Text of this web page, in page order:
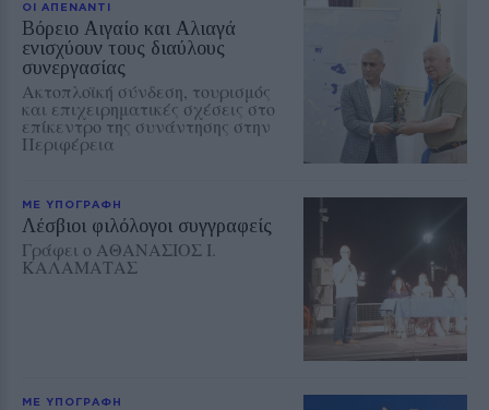
ΟΙ ΑΠΕΝΑΝΤΙ
Βόρειο Αιγαίο και Αλιαγά
ενισχύουν τους διαύλους
συνεργασίας
Ακτοπλοϊκή σύνδεση, τουρισμός
και επιχειρηματικές σχέσεις στο
επίκεντρο της συνάντησης στην
Περιφέρεια
ΜΕ ΥΠΟΓΡΑΦΗ
Λέσβιοι φιλόλογοι συγγραφείς
Γράφει ο ΑΘΑΝΑΣΙΟΣ Ι.
ΚΑΛΑΜΑΤΑΣ
ΜΕ ΥΠΟΓΡΑΦΗ